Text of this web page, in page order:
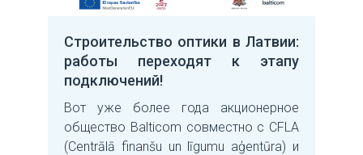
Строительство оптики в Латвии:
работы переходят к этапу
подключений!
Вот уже более года акционерное
общество Balticom совместно с CFLA
(Centrālā finanšu un līgumu aģentūra) и